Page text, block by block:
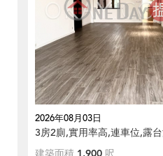
2026年08月03日
3房2廁,實用率高,連車位,露